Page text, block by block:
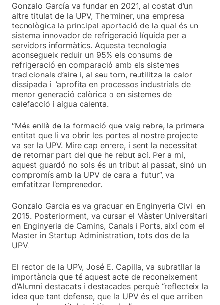
Gonzalo García va fundar en 2021, al costat d’un
altre titulat de la UPV, Therminer, una empresa
tecnològica la principal aportació de la qual és un
sistema innovador de refrigeració líquida per a
servidors informàtics. Aquesta tecnologia
aconsegueix reduir un 95% els consums de
refrigeració en comparació amb els sistemes
tradicionals d’aire i, al seu torn, reutilitza la calor
dissipada i l’aprofita en processos industrials de
menor generació calòrica o en sistemes de
calefacció i aigua calenta.
“Més enllà de la formació que vaig rebre, la primera
entitat que li va obrir les portes al nostre projecte
va ser la UPV. Mire cap enrere, i sent la necessitat
de retornar part del que he rebut ací. Per a mi,
aquest guardó no sols és un tribut al passat, sinó un
compromís amb la UPV de cara al futur”, va
emfatitzar l’emprenedor.
Gonzalo García es va graduar en Enginyeria Civil en
2015. Posteriorment, va cursar el Màster Universitari
en Enginyeria de Camins, Canals i Ports, així com el
Master in Startup Administration, tots dos de la
UPV.
El rector de la UPV, José E. Capilla, va subratllar la
importància que té aquest acte de reconeixement
d’Alumni destacats i destacades perquè “reflecteix la
idea que tant defense, que la UPV és el que arriben